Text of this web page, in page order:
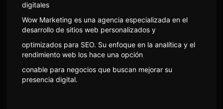
digitales
Wow Marketing es una agencia especializada en el
desarrollo de sitios web personalizados y
optimizados para SEO. Su enfoque en la analítica y el
rendimiento web los hace una opción
conable para negocios que buscan mejorar su
presencia digital.